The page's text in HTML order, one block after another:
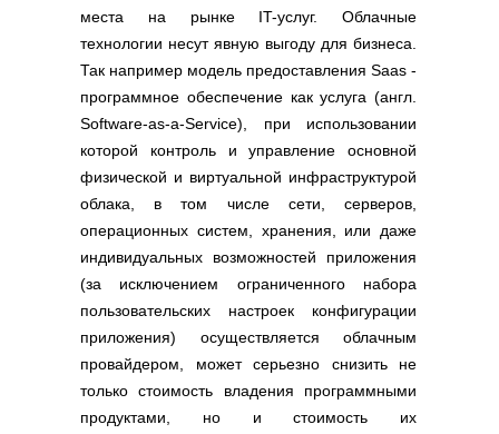
места на рынке IT-услуг. Облачные
технологии несут явную выгоду для бизнеса.
Так например модель предоставления Saas -
программное обеспечение как услуга (англ.
Software-as-a-Service), при использовании
которой контроль и управление основной
физической и виртуальной инфраструктурой
облака, в том числе сети, серверов,
операционных систем, хранения, или даже
индивидуальных возможностей приложения
(за исключением ограниченного набора
пользовательских настроек конфигурации
приложения) осуществляется облачным
провайдером, может серьезно снизить не
только стоимость владения программными
продуктами, но и стоимость их